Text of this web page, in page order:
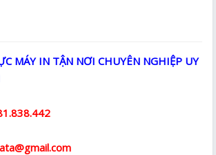
MÁY IN TẬN NƠI CHUYÊN NGHIỆP UY